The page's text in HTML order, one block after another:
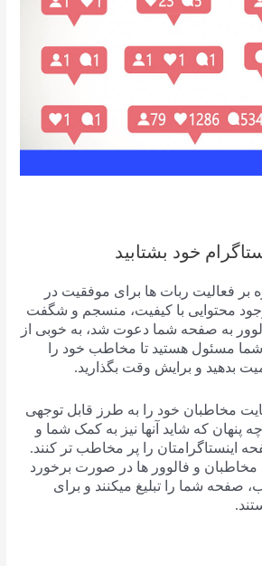
خود بشتابید
بر فعالیت ربات ها برای موفقیت در
محتوایی با کیفیت، منسجم و شگفت
به صفحه شما دعوت شد، به خوبی از
مسئول هستید تا مخاطب خود را
بدهید و برایش وقت بگذارید.
مخاطبان خود را به طرز قابل توجهی
پنهان که شاید آنها نیز به کمک شما و
اینستاگرامتان را پر مخاطب تر کنند.
مخاطبان و فالوور ها در صورت برخورد
صفحه شما را تبلیغ میکنند و برای